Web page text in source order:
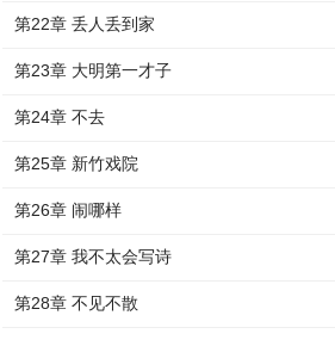
第22章 丢人丢到家
第23章 大明第一才子
第24章 不去
第25章 新竹戏院
第26章 闹哪样
第27章 我不太会写诗
第28章 不见不散